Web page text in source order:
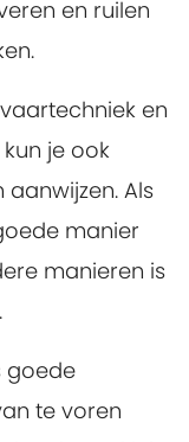
en ruilen
en
je ook
Als
manier
manieren is
goede
te voren